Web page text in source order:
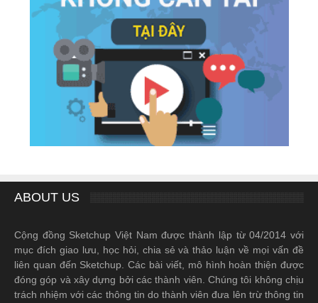
ABOUT US
Cộng đồng Sketchup Việt Nam được thành lập từ 04/2014 với
mục đích giao lưu, học hỏi, chia sẻ và thảo luận về mọi vấn đề
liên quan đến Sketchup. Các bài viết, mô hình hoàn thiện được
đóng góp và xây dựng bởi các thành viên. Chúng tôi không chịu
trách nhiệm với các thông tin do thành viên đưa lên trừ thông tin